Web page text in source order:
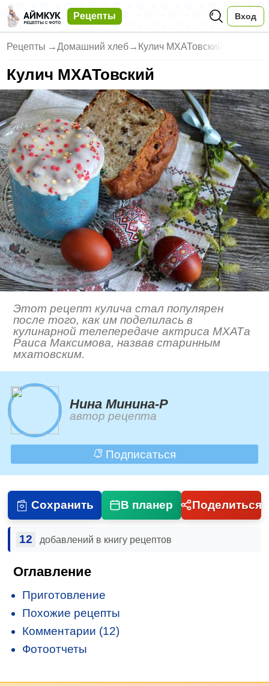
Рецепты Вход
Рецепты →Домашний хлеб→ Кулич МХАТовский
Кулич МХАТовский
Этот рецепт кулича стал популярен
после того, как им поделилась в
кулинарной телепередаче актриса МХАТа
Раиса Максимова, назвав старинным
мхатовским.
Нина Минина-Р
автор рецепта
Подписаться
Сохранить В планер Поделиться
12 добавлений в книгу рецептов
Оглавление
Приготовление
Похожие рецепты
Комментарии (12)
Фотоотчеты